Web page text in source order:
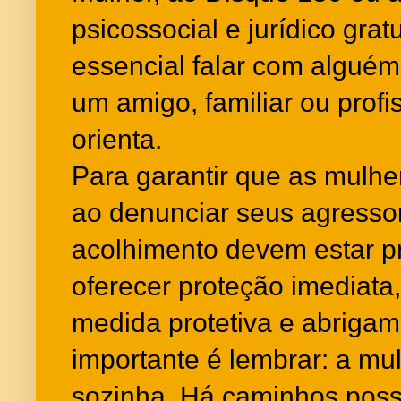
psicossocial e jurídico
essencial falar com
um amigo, familiar ou
orienta.
Para garantir que as
ao denunciar seus
acolhimento devem estar
oferecer proteção
medida protetiva e
importante é lembrar: a